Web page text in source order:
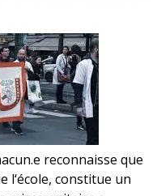
reconnaisse que
l‘école, constitue un